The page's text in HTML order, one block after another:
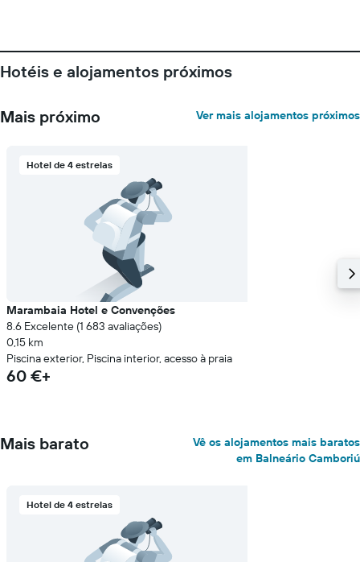
Hotéis e alojamentos próximos
Mais próximo Ver mais alojamentos próximos
Hotel de 4 estrelas
Marambaia Hotel e Convenções
8.6 Excelente (1 683 avaliações)
0,15 km
Piscina exterior, Piscina interior, acesso à praia
60 €+
Mais barato
Vê os alojamentos mais baratos
em Balneário Camboriú
Hotel de 4 estrelas